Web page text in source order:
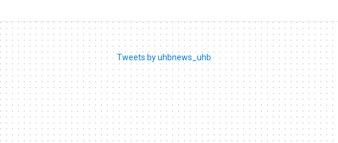
Tweets by uhbnews_uhb